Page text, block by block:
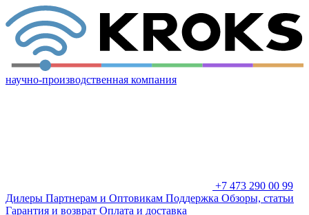
научно-производственная компания
+7 473 290 00 99
Дилеры Партнерам и Оптовикам Поддержка Обзоры, статьи
Гарантия и возврат Оплата и доставка